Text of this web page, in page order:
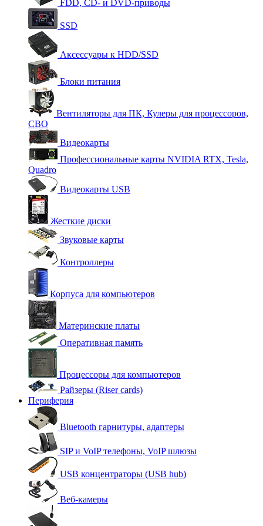
FDD, CD- и DVD-приводы
SSD
Аксессуары к HDD/SSD
Блоки питания
Вентиляторы для ПК, Кулеры для процессоров,
СВО
Видеокарты
Профессиональные карты NVIDIA RTX, Tesla,
Quadro
Видеокарты USB
Жесткие диски
Звуковые карты
Контроллеры
Корпуса для компьютеров
Материнские платы
Оперативная память
Процессоры для компьютеров
Райзеры (Riser cards)
Периферия
Bluetooth гарнитуры, адаптеры
SIP и VoIP телефоны, VoIP шлюзы
USB концентраторы (USB hub)
Веб-камеры